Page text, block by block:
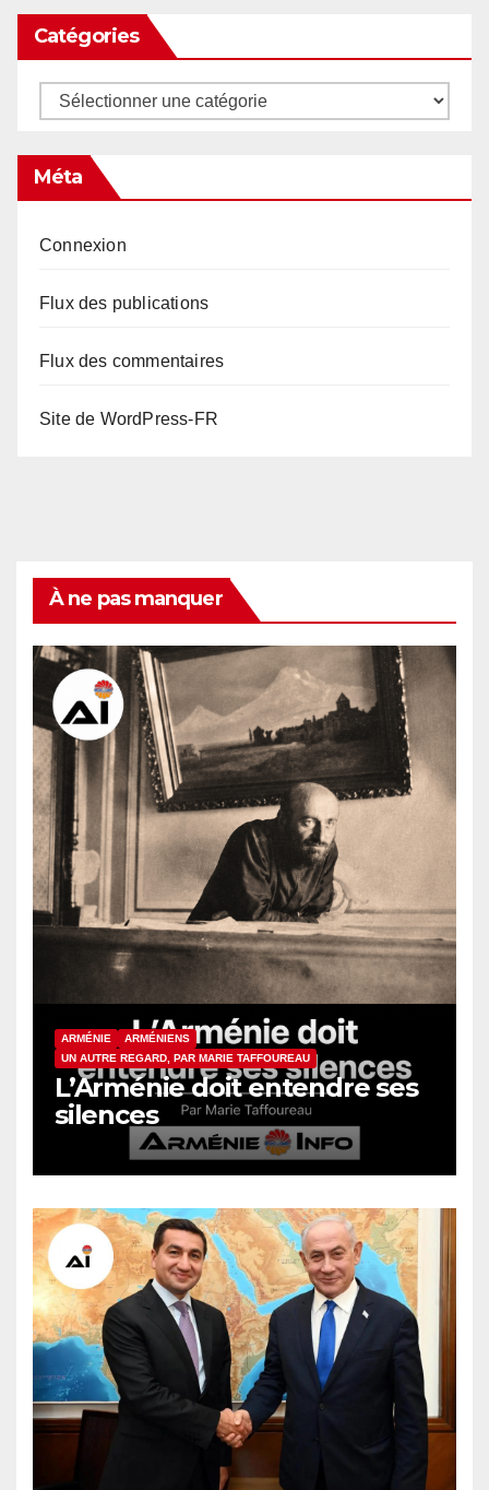
Catégories
Catégories
Méta
Connexion
Flux des publications
Flux des commentaires
Site de WordPress-FR
À ne pas manquer
ARMÉNIE
ARMÉNIENS
UN AUTRE REGARD, PAR MARIE TAFFOUREAU
L’Arménie doit entendre ses
silences